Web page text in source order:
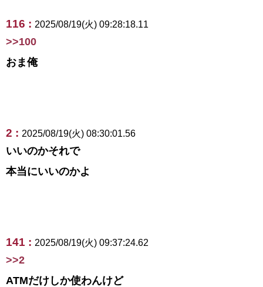
116 : 2025/08/19(火) 09:28:18.11
>>100
おま俺
2 : 2025/08/19(火) 08:30:01.56
いいのかそれで
本当にいいのかよ
141 : 2025/08/19(火) 09:37:24.62
>>2
ATMだけしか使わんけど